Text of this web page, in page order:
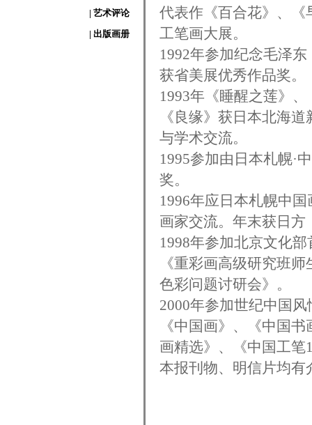
| 艺术评论
| 出版画册
代表作《百合花》、《
工笔画大展。
1992年参加纪念毛泽
获省美展优秀作品奖。
1993年《睡醒之莲》
《良缘》获日本北海
与学术交流。
1995参加由日本札幌·
奖。
1996年应日本札幌中
画家交流。年末获日方
1998年参加北京文化
《重彩画高级研究班
色彩问题讨研会》。
2000年参加世纪中国
《中国画》、《中国
画精选》、《中国工笔
本报刊物、明信片均有